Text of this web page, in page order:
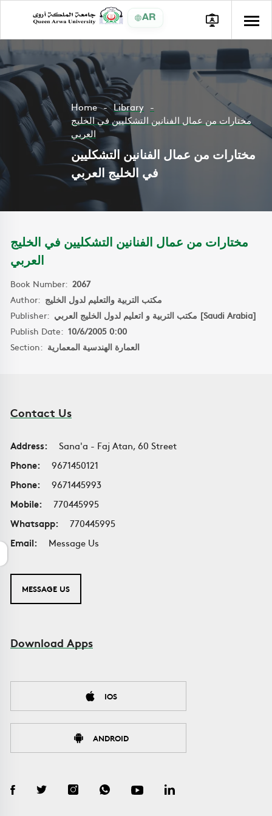
AR
Home
Library
مختارات من عمال الفنانين التشكليين في الخليج
العربي
مختارات من عمال الفنانين التشكليين
في الخليج العربي
مختارات من عمال الفنانين التشكليين في الخليج
العربي
Book Number: 2067
Author: مكتب التربية والتعليم لدول الخليج
Publisher:
مكتب التربية و اتعليم لدول الخليج العربي [Saudi Arabia]
Publish Date: 10/6/2005 0:00
Section: العمارة الهندسية المعمارية
Contact Us
Address:
Sana'a - Faj Atan, 60 Street
Phone:
9671450121
Phone:
9671445993
Mobile:
770445995
Whatsapp:
770445995
Email:
Message Us
MESSAGE US
Download Apps
IOS
ANDROID